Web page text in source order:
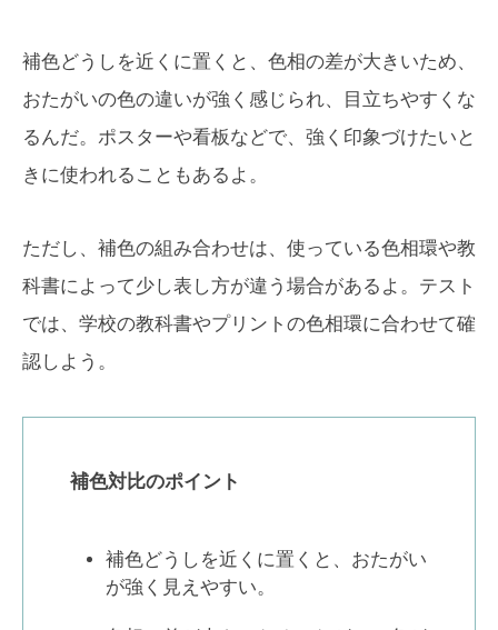
補色どうしを近くに置くと、色相の差が大きいため、
おたがいの色の違いが強く感じられ、目立ちやすくな
るんだ。ポスターや看板などで、強く印象づけたいと
きに使われることもあるよ。
ただし、補色の組み合わせは、使っている色相環や教
科書によって少し表し方が違う場合があるよ。テスト
では、学校の教科書やプリントの色相環に合わせて確
認しよう。
補色対比のポイント
補色どうしを近くに置くと、おたがい
が強く見えやすい。